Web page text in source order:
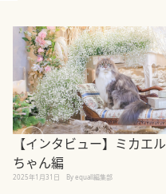
【インタビュー】ミカエル
ちゃん編
2025年1月31日 By equall編集部